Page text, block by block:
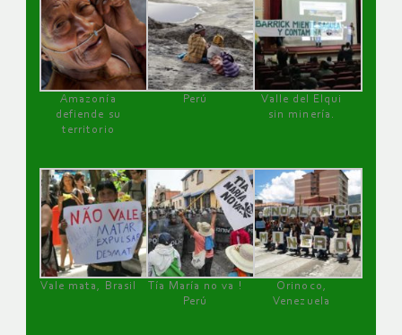
Amazonía
defiende su
territorio
Perú
Valle del Elqui
sin minería.
Vale mata, Brasil
Tía María no va !
Perú
Orinoco,
Venezuela